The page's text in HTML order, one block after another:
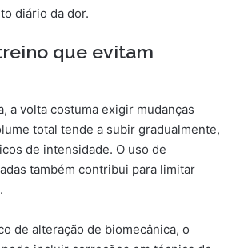
diário da dor.
que evitam
a volta costuma exigir mudanças
total tende a subir gradualmente,
de intensidade. O uso de
também contribui para limitar
de alteração de biomecânica, o